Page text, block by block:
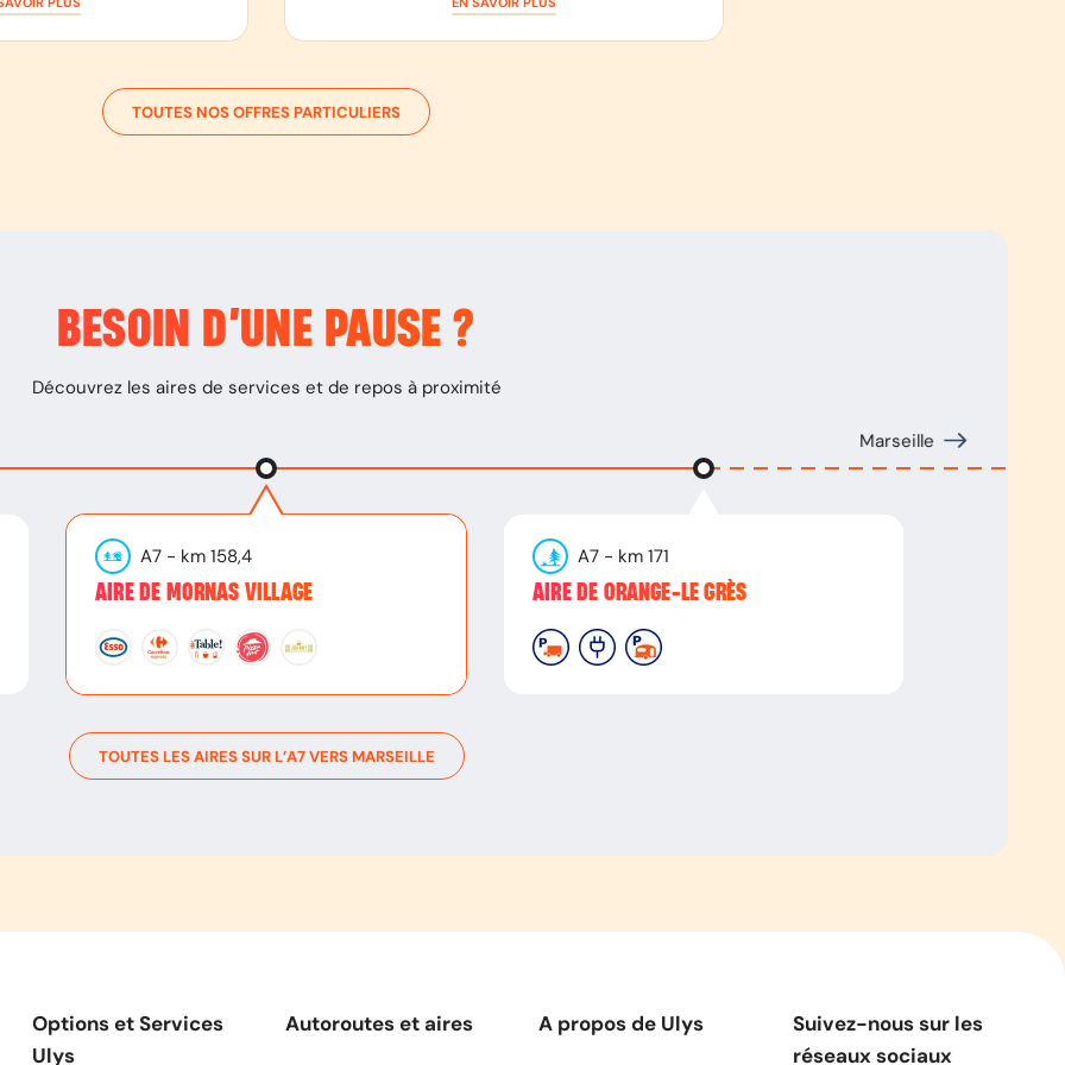
TOUTES NOS OFFRES PARTICULIERS
BESOIN D’UNE PAUSE ?
Découvrez les aires de services et de repos à proximité
Marseille
A7 - km 158,4
AIRE DE MORNAS VILLAGE
A7 - km 171
AIRE DE ORANGE-LE GRÈS
TOUTES LES AIRES SUR L’A7VERS MARSEILLE
Options et Services
Ulys
Autoroutes et aires A propos de Ulys
Suivez-nous sur les
réseaux sociaux